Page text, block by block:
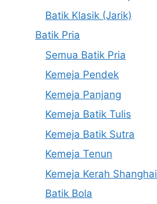
Batik Klasik (Jarik)
Batik Pria
Semua Batik Pria
Kemeja Pendek
Kemeja Panjang
Kemeja Batik Tulis
Kemeja Batik Sutra
Kemeja Tenun
Kemeja Kerah Shanghai
Batik Bola